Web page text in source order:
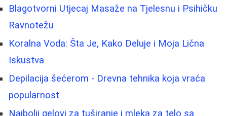
Blagotvorni Utjecaj Masaže na Tjelesnu i Psihičku
Ravnotežu
Koralna Voda: Šta Je, Kako Deluje i Moja Lična
Iskustva
Depilacija šećerom - Drevna tehnika koja vraća
popularnost
Najbolji gelovi za tuširanje i mleka za telo sa